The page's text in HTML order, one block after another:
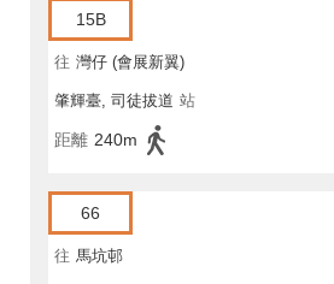
15B
往 灣仔 (會展新翼)
肇輝臺, 司徒拔道 站
距離 240m
66
往 馬坑邨